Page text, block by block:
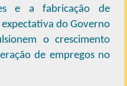
e a fabricação de
do Governo
o crescimento
de empregos no